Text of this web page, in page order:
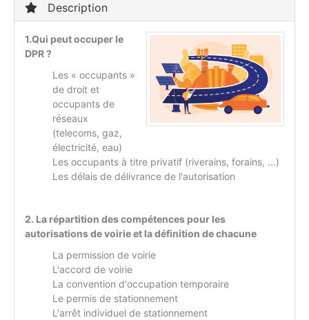
Description
1.Qui peut occuper le
DPR ?
Les « occupants »
de droit et
occupants de
réseaux
(telecoms, gaz,
électricité, eau)
Les occupants à titre privatif (riverains, forains, ...)
Les délais de délivrance de l'autorisation
2. La répartition des compétences pour les
autorisations de voirie et la définition de chacune
La permission de voirie
L'accord de voirie
La convention d'occupation temporaire
Le permis de stationnement
L'arrêt individuel de stationnement